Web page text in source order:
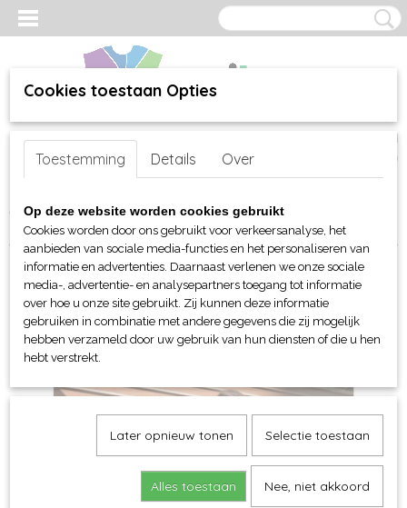
Inloggen Registreren
(0)
Home >webshop>Per merk >James & Nicholson
T-shirts> JN Ladies Casual-T
Cookies toestaan Opties
Toestemming Details Over
Op deze website worden cookies gebruikt
Cookies worden door ons gebruikt voor verkeersanalyse, het
aanbieden van sociale media-functies en het personaliseren van
informatie en advertenties. Daarnaast verlenen we onze sociale
media-, advertentie- en analysepartners toegang tot informatie
over hoe u onze site gebruikt. Zij kunnen deze informatie
gebruiken in combinatie met andere gegevens die zij mogelijk
hebben verzameld door uw gebruik van hun diensten of die u hen
hebt verstrekt.
Later opnieuw tonen Selectie toestaan
Alles toestaan Nee, niet akkoord